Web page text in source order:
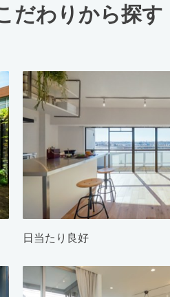
だわりから探す
日当たり良好